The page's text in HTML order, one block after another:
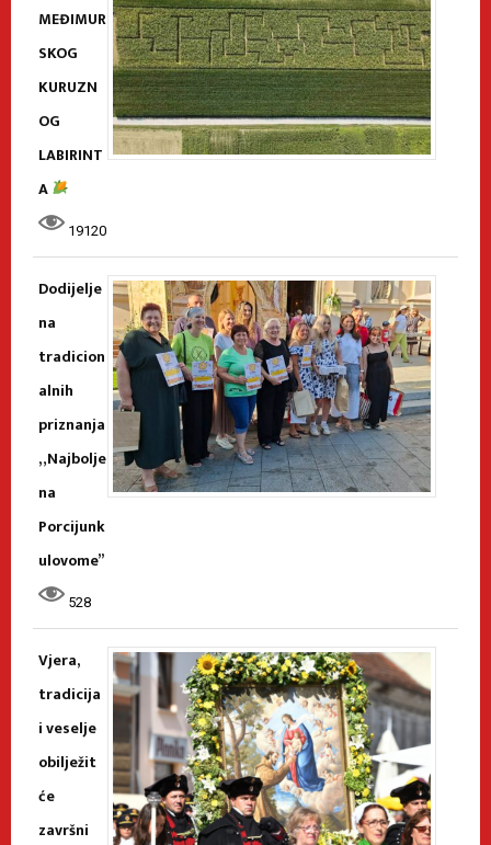
MEĐIMUR
SKOG
KURUZN
OG
LABIRINT
A
19120
Dodijelje
na
tradicion
alnih
priznanja
„Najbolje
na
Porcijunk
ulovome”
528
Vjera,
tradicija
i veselje
obilježit
će
završni